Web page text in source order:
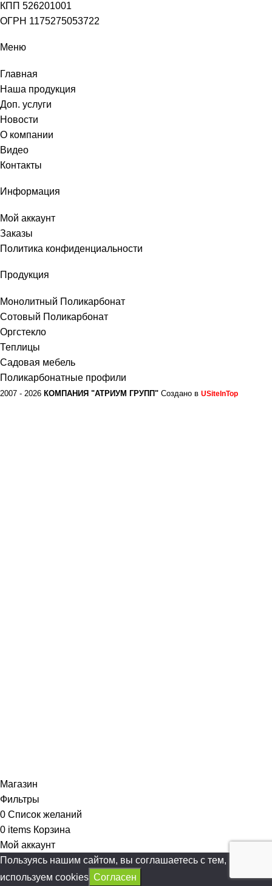
КПП 526201001
ОГРН 1175275053722
Меню
Главная
Наша продукция
Доп. услуги
Новости
О компании
Видео
Контакты
Информация
Мой аккаунт
Заказы
Политика конфиденциальности
Продукция
Монолитный Поликарбонат
Сотовый Поликарбонат
Оргстекло
Теплицы
Садовая мебель
Поликарбонатные профили
2007 - 2026 КОМПАНИЯ "АТРИУМ ГРУПП" Создано в USiteInTop
Магазин
Фильтры
0 Список желаний
0 items Корзина
Мой аккаунт
Пользуясь нашим сайтом, вы соглашаетесь с тем, что мы
используем cookies Согласен